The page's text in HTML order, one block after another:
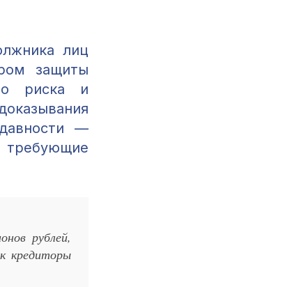
лиц
защиты
риска и
—
требующие
рублей,
кредиторы